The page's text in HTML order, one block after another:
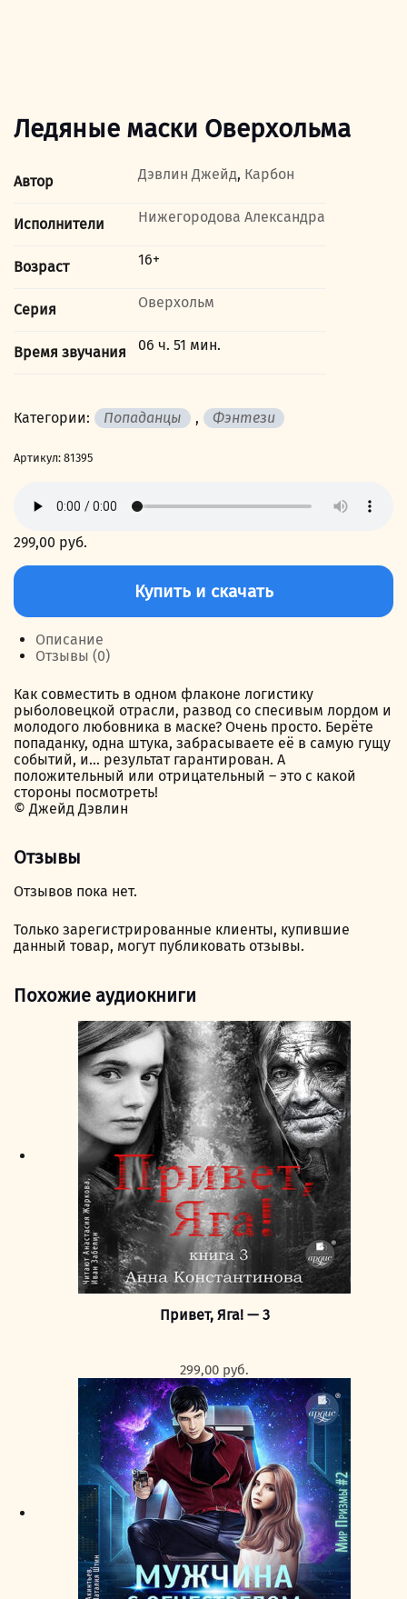
Ледяные маски Оверхольма
Автор Дэвлин Джейд, Карбон
Исполнители Нижегородова Александра
Возраст 16+
Серия Оверхольм
Время звучания 06 ч. 51 мин.
Категории: Попаданцы , Фэнтези
Артикул: 81395
299,00 руб.
Количество
Ледяные
маски
Оверхольма
Купить и скачать
Описание
Отзывы (0)
Как совместить в одном флаконе логистику
рыболовецкой отрасли, развод со спесивым лордом и
молодого любовника в маске? Очень просто. Берёте
попаданку, одна штука, забрасываете её в самую гущу
событий, и… результат гарантирован. А
положительный или отрицательный – это с какой
стороны посмотреть!
© Джейд Дэвлин
Отзывы
Отзывов пока нет.
Только зарегистрированные клиенты, купившие
данный товар, могут публиковать отзывы.
Похожие аудиокниги
Привет, Яга! — 3
299,00 руб.